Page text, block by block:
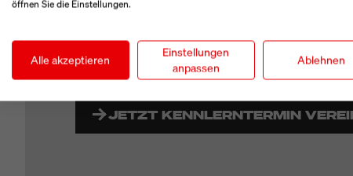
zur Seite steht. Dank unseres flächendeckenden
Vertriebsnetzes sind wir schnell überall dort, wo
JETZT KENNLERNTERMIN
öffnen Sie die Einstellungen.
Alle akzeptieren
Einstellungen
anpassen
Ablehnen